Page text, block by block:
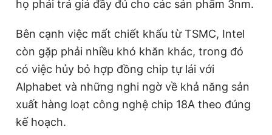
họ phải trả giá đầy đủ cho các sản phẩm 3nm.
Bên cạnh việc mất chiết khấu từ TSMC, Intel
còn gặp phải nhiều khó khăn khác, trong đó
có việc hủy bỏ hợp đồng chip tự lái với
Alphabet và những nghi ngờ về khả năng sản
xuất hàng loạt công nghệ chip 18A theo đúng
kế hoạch.